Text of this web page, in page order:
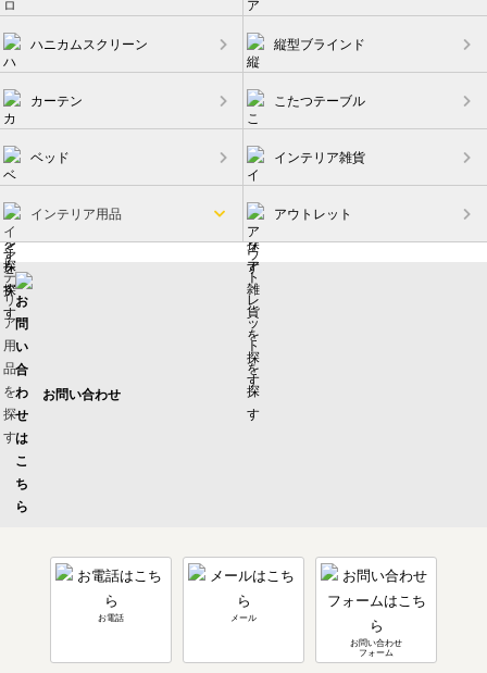
ハニカムスクリーン 縦型ブラインド
カーテン こたつテーブル
ベッド インテリア雑貨
インテリア用品 アウトレット
お問い合わせ
お電話 メール
お問い合わせ
フォーム